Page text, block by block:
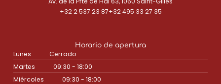
+32 2 537 23 87+32 495 33 27 35
Horario de apertura
Lunes
Cerrado
Martes
09:30 - 18:00
Miércoles
09:30 - 18:00